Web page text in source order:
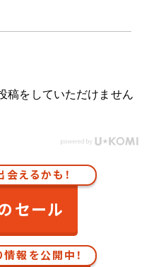
稿をしていただけません
えるかも！
セール
報を公開中！